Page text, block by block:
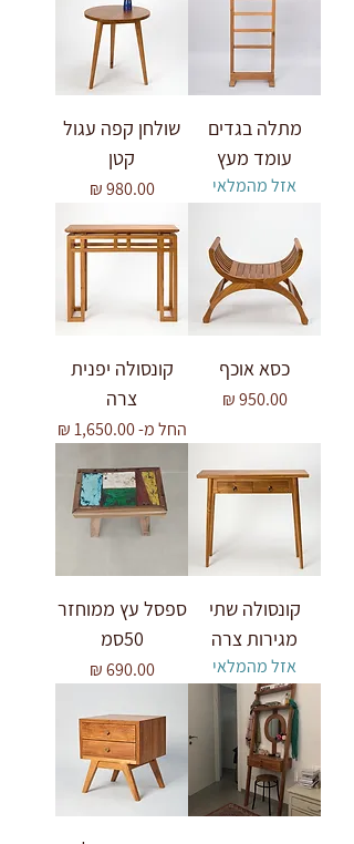
מתלה בגדים
עומד מעץ
אזל מהמלאי
שולחן קפה עגול
קטן
מחיר‏980.00 ‏₪
כסא אוכף
מחיר‏950.00 ‏₪
קונסולה יפנית
צרה
החל מ-
‏1,650.00 ‏₪
מחיר מבצע
קונסולה שתי
מגירות צרה
אזל מהמלאי
ספסל עץ ממוחזר
50סמ
מחיר‏690.00 ‏₪